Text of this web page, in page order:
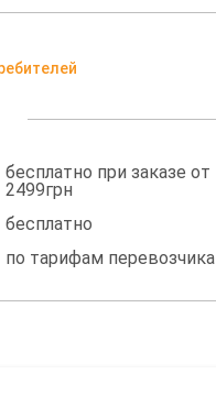
бесплатно при заказе от
2499грн
бесплатно
по тарифам перевозчика